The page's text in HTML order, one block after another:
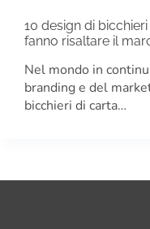
10 design di
fanno risaltare il
Nel mondo in
branding e del
bicchieri di carta…